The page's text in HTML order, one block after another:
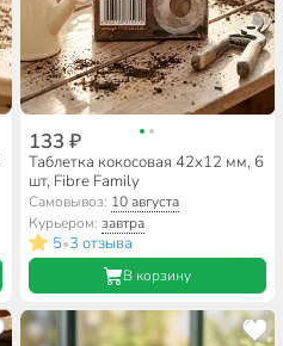
133 ₽
Таблетка кокосовая 42х12 мм, 6
шт, Fibre Family
Самовывоз: 10 августа
Курьером: завтра
5•3 отзыва
В корзину